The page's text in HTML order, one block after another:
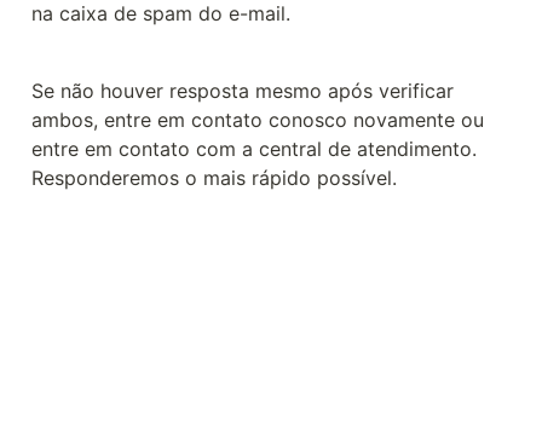
na caixa de spam do e-mail.
Se não houver resposta mesmo após verificar
ambos, entre em contato conosco novamente ou
entre em contato com a central de atendimento.
Responderemos o mais rápido possível.